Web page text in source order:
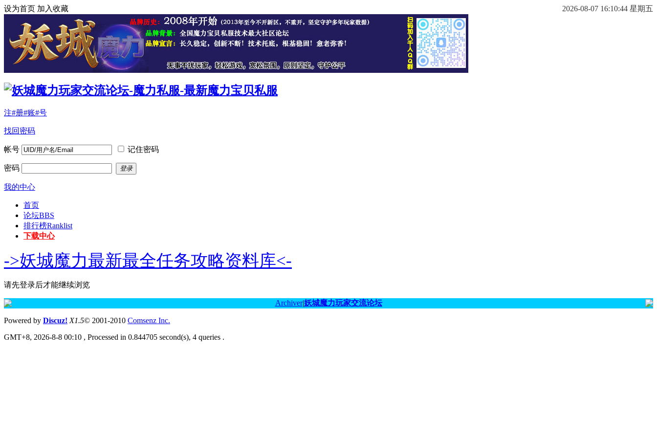
2026-08-07 16:10:45 星期五
设为首页 加入收藏
注#册#账#号
找回密码
帐号 记住密码
密码 登录
我的中心
首页
论坛BBS
排行榜Ranklist
下载中心
->妖城魔力最新最全任务攻略资料库<-
请先登录后才能继续浏览
Archiver|妖城魔力玩家交流论坛
Powered by Discuz! X1.5© 2001-2010 Comsenz Inc.
GMT+8, 2026-8-8 00:10 , Processed in 0.844705 second(s), 4 queries .